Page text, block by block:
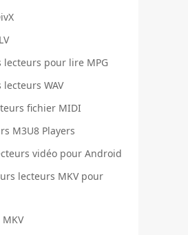
lecteurs pour lire MPG
WAV
fichier MIDI
M3U8 Players
vidéo pour Android
lecteurs MKV pour